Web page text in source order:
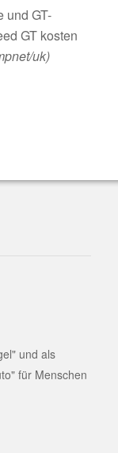
und GT-
GT kosten
uk)
und als
für Menschen